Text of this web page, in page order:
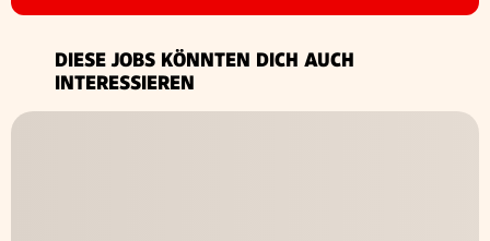
DIESE JOBS KÖNNTEN DICH AUCH
INTERESSIEREN